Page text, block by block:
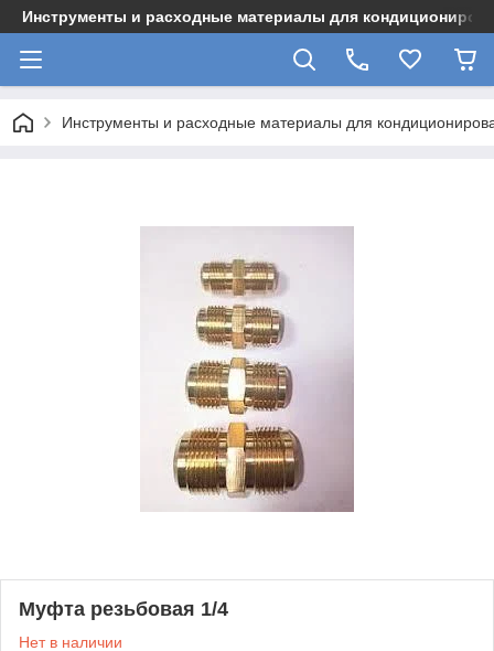
Инструменты и расходные материалы для
Инструменты и расходные материалы для
Муфта резьбовая 1/4
Нет в наличии